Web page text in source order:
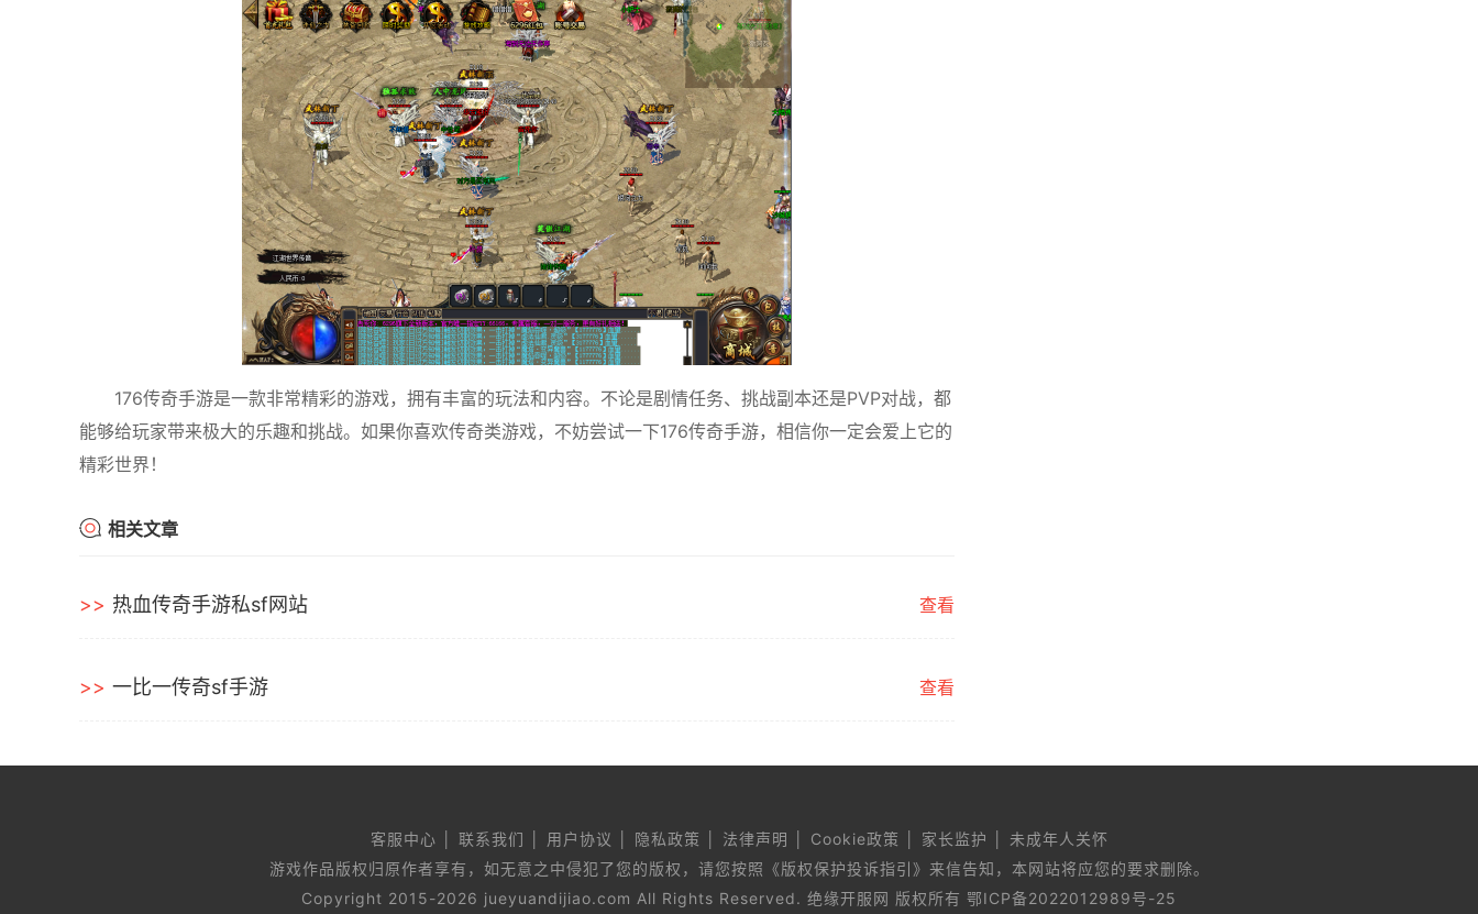
176传奇手游是一款非常精彩的游戏，拥有丰富的玩法和内容。不论是剧情任务、挑战副本还是PVP对战，都
能够给玩家带来极大的乐趣和挑战。如果你喜欢传奇类游戏，不妨尝试一下176传奇手游，相信你一定会爱上它的
精彩世界！
相关文章
热血传奇手游私sf网站 查看
一比一传奇sf手游 查看
客服中心 │ 联系我们 │ 用户协议 │ 隐私政策 │ 法律声明 │ Cookie政策 │ 家长监护 │ 未成年人关怀
游戏作品版权归原作者享有，如无意之中侵犯了您的版权，请您按照《版权保护投诉指引》来信告知，本网站将应您的要求删除。
Copyright 2015-2026 jueyuandijiao.com All Rights Reserved. 绝缘开服网 版权所有 鄂ICP备2022012989号-25